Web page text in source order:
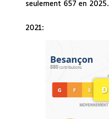
seulement 657 en 2025.
2021: